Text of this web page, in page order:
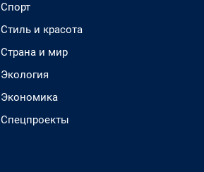
Спорт
Стиль и красота
Страна и мир
Экология
Экономика
Спецпроекты